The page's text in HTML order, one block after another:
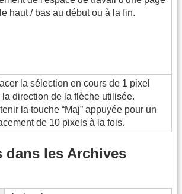
haut / bas au début ou à la fin.
la sélection en cours de 1 pixel
la direction de la flèche utilisée.
la touche “Maj” appuyée pour un
de 10 pixels à la fois.
dans les Archives